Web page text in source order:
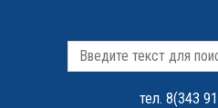
тел. 8(343